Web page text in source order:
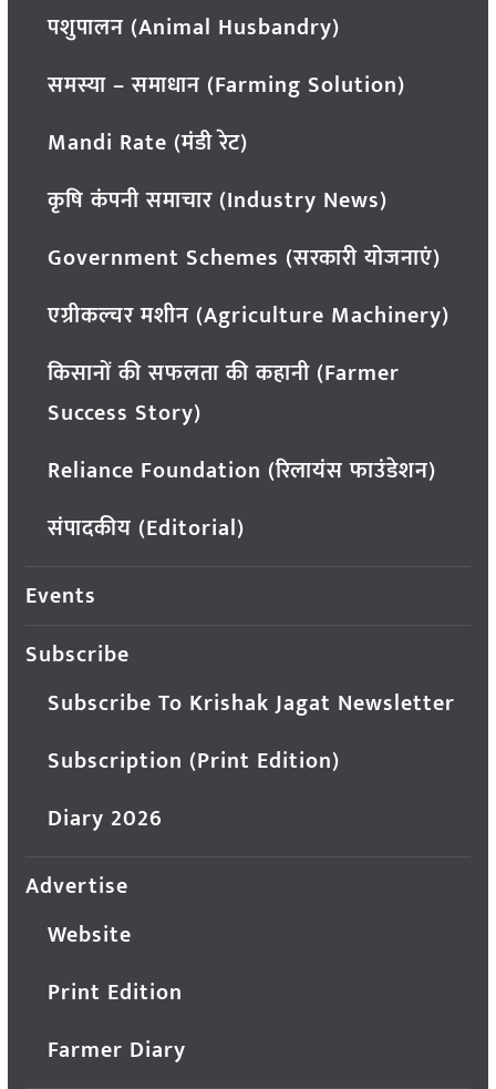
पशुपालन (Animal Husbandry)
समस्या – समाधान (Farming Solution)
Mandi Rate (मंडी रेट)
कृषि कंपनी समाचार (Industry News)
Government Schemes (सरकारी योजनाएं)
एग्रीकल्चर मशीन (Agriculture Machinery)
किसानों की सफलता की कहानी (Farmer
Success Story)
Reliance Foundation (रिलायंस फाउंडेशन)
संपादकीय (Editorial)
Events
Subscribe
Subscribe To Krishak Jagat Newsletter
Subscription (Print Edition)
Diary 2026
Advertise
Website
Print Edition
Farmer Diary